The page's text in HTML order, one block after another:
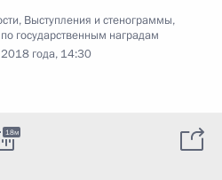
, Выступления и стенограммы,
государственным наградам
года, 14:30
18м